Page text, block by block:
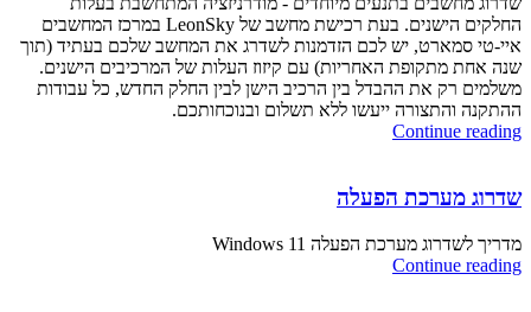
החלקים הישנים. בעת רכישת מחשב של LeonSky במרכז המחשבים
איי-טי סמארט, יש לכם הזדמנות לשדרג את המחשב שלכם בעתיד (תוך
שנה אחת מתקופת האחריות) עם קיזוז העלות של המרכיבים הישנים.
משלמים רק את ההבדל בין הרכיב הישן לבין החלק החדש, כל עבודות
ההתקנה והתצורה ייעשו ללא תשלום ובנוכחותכם.
Continue reading
שדרוג מערכת הפעלה
מדריך לשדרוג מערכת הפעלה Windows 11
Continue reading